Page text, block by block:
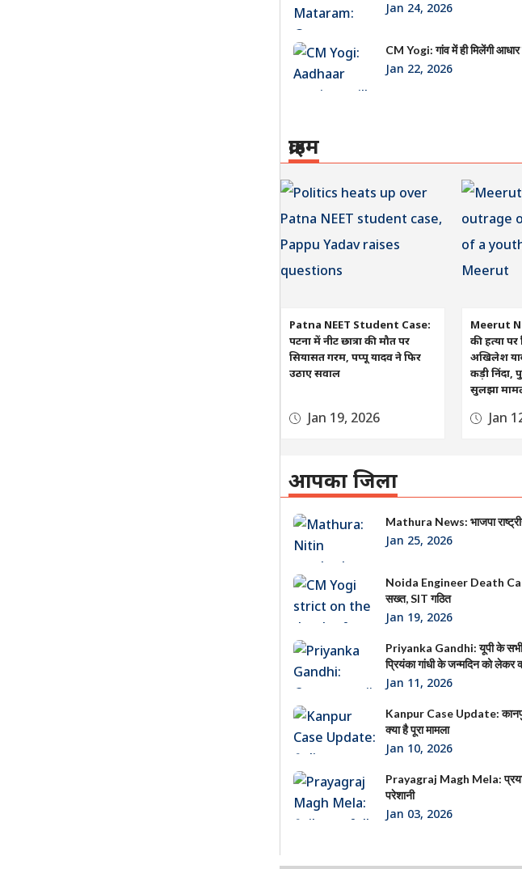
Jan 24, 2026
CM Yogi: गांव में ही मिलेंगी
Jan 22, 2026
क्राइम
Patna NEET Student Case:
पटना में नीट छात्रा की मौत पर
सियासत गरम, पप्पू यादव ने फिर
उठाए सवाल
Jan 19, 2026
Meerut
की हत्या पर
अखिलेश
कड़ी निंदा,
सुलझा
Jan
आपका जिला
Mathura News: भाजपा
Jan 25, 2026
Noida Engineer Death Case:
सख्त, SIT गठित
Jan 19, 2026
Priyanka Gandhi: यूपी के सभी
प्रियंका गांधी के जन्मदिन को लेकर
Jan 11, 2026
Kanpur Case Update:
क्या है पूरा मामला
Jan 10, 2026
Prayagraj Magh Mela:
परेशानी
Jan 03, 2026